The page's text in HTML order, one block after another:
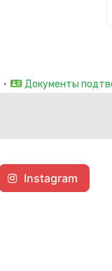
・ Документы
Instagram